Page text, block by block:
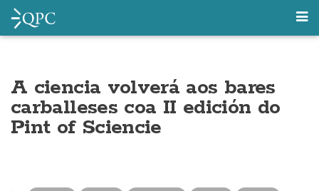
A ciencia volverá aos bares
carballeses coa II edición do
Pint of Sciencie